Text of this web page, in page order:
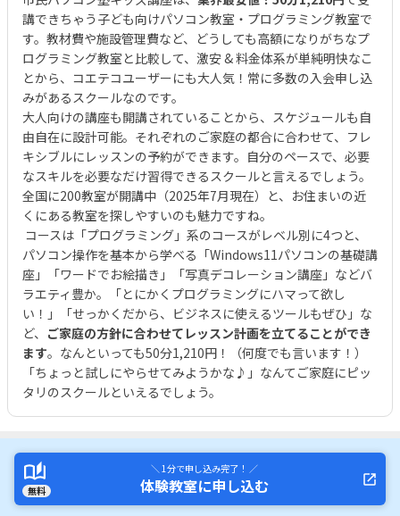
講できちゃう子ども向けパソコン教室・プログラミング教室で
す。教材費や施設管理費など、どうしても高額になりがちなプ
ログラミング教室と比較して、激安 & 料金体系が単純明快なこ
とから、コエテコユーザーにも大人気！常に多数の入会申し込
みがあるスクールなのです。
大人向けの講座も開講されていることから、スケジュールも自
由自在に設計可能。それぞれのご家庭の都合に合わせて、フレ
キシブルにレッスンの予約ができます。自分のペースで、必要
なスキルを必要なだけ習得できるスクールと言えるでしょう。
全国に200教室が開講中（2025年7月現在）と、お住まいの近
くにある教室を探しやすいのも魅力ですね。
コースは「プログラミング」系のコースがレベル別に4つと、
パソコン操作を基本から学べる「Windows11パソコンの基礎講
座」「ワードでお絵描き」「写真デコレーション講座」などバ
ラエティ豊か。「とにかくプログラミングにハマって欲し
い！」「せっかくだから、ビジネスに使えるツールもぜひ」な
ど、 ご家庭の方針に合わせてレッスン計画を立てることができ
ます。なんといっても50分1,210円！（何度でも言います！）
「ちょっと試しにやらせてみようかな♪」なんてご家庭にピッ
タリのスクールといえるでしょう。
無料
＼ 1分で申し込み完了！ ／
体験教室に申し込む